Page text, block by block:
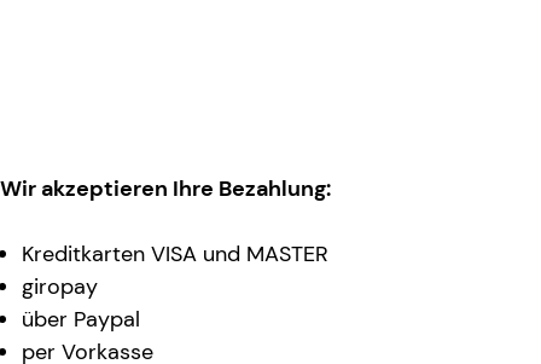
Wir akzeptieren Ihre Bezahlung:
Kreditkarten VISA und MASTER
giropay
über Paypal
per Vorkasse